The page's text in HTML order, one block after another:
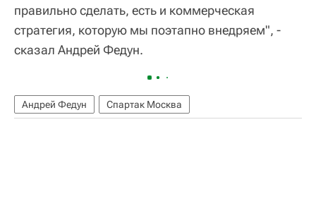
правильно сделать, есть и коммерческая
стратегия, которую мы поэтапно внедряем", -
сказал Андрей Федун.
Андрей Федун Спартак Москва